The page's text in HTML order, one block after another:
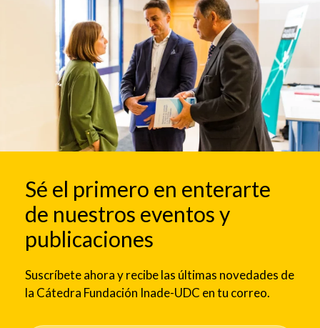
Sé el primero en enterarte
de nuestros eventos y
publicaciones
Suscríbete ahora y recibe las últimas novedades de
la Cátedra Fundación Inade-UDC en tu correo.